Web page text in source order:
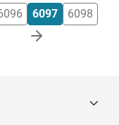
6097
6098